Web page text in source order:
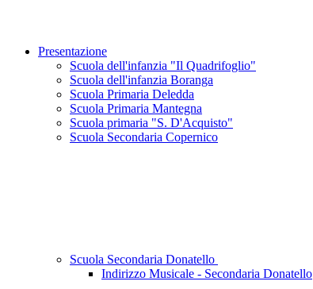
Presentazione
Scuola dell'infanzia "Il Quadrifoglio"
Scuola dell'infanzia Boranga
Scuola Primaria Deledda
Scuola Primaria Mantegna
Scuola primaria "S. D'Acquisto"
Scuola Secondaria Copernico
Scuola Secondaria Donatello
Indirizzo Musicale - Secondaria Donatello